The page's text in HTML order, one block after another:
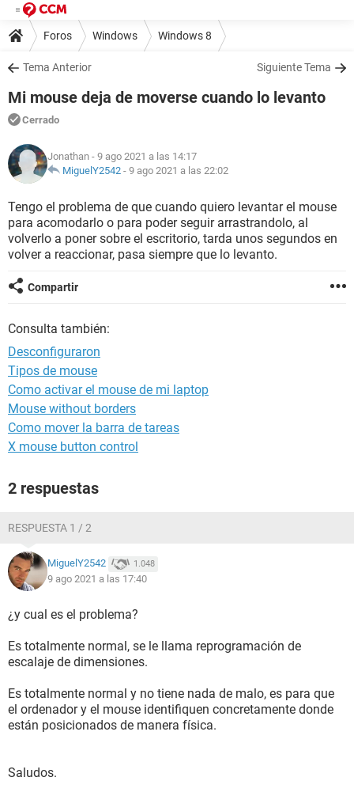
Foros Windows Windows 8
Tema Anterior Siguiente Tema
Mi mouse deja de moverse cuando lo levanto
Cerrado
Jonathan - 9 ago 2021 a las 14:17
MiguelY2542 - 9 ago 2021 a las 22:02
Tengo el problema de que cuando quiero levantar el mouse
para acomodarlo o para poder seguir arrastrandolo, al
volverlo a poner sobre el escritorio, tarda unos segundos en
volver a reaccionar, pasa siempre que lo levanto.
Compartir
Consulta también:
Desconfiguraron
Tipos de mouse
Como activar el mouse de mi laptop
Mouse without borders
Como mover la barra de tareas
X mouse button control
2 respuestas
RESPUESTA 1 / 2
MiguelY2542 1.048
9 ago 2021 a las 17:40
¿y cual es el problema?
Es totalmente normal, se le llama reprogramación de
escalaje de dimensiones.
Es totalmente normal y no tiene nada de malo, es para que
el ordenador y el mouse identifiquen concretamente donde
están posicionados de manera física.
Saludos.